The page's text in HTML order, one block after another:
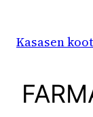
Kasasen